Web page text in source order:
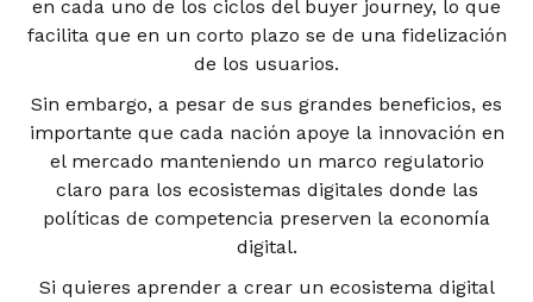
en cada uno de los ciclos del buyer journey, lo que
facilita que en un corto plazo se de una fidelización
de los usuarios.
Sin embargo, a pesar de sus grandes beneficios, es
importante que cada nación apoye la innovación en
el mercado manteniendo un marco regulatorio
claro para los ecosistemas digitales donde las
políticas de competencia preserven la economía
digital.
Si quieres aprender a crear un ecosistema digital